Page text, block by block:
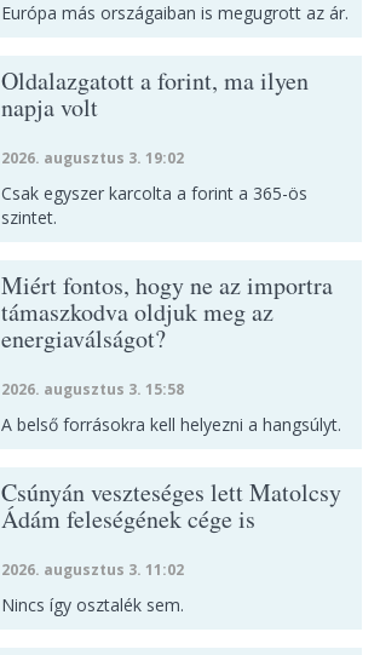
Európa más országaiban is megugrott az ár.
Oldalazgatott a forint, ma ilyen
napja volt
2026. augusztus 3. 19:02
Csak egyszer karcolta a forint a 365-ös
szintet.
Miért fontos, hogy ne az importra
támaszkodva oldjuk meg az
energiaválságot?
2026. augusztus 3. 15:58
A belső forrásokra kell helyezni a hangsúlyt.
Csúnyán veszteséges lett Matolcsy
Ádám feleségének cége is
2026. augusztus 3. 11:02
Nincs így osztalék sem.